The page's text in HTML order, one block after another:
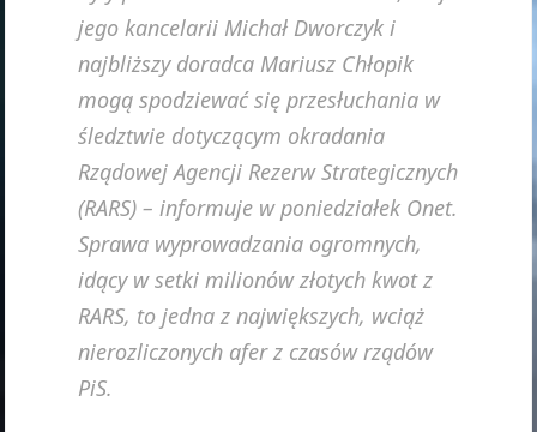
jego kancelarii Michał Dworczyk i
najbliższy doradca Mariusz Chłopik
mogą spodziewać się przesłuchania w
śledztwie dotyczącym okradania
Rządowej Agencji Rezerw Strategicznych
(RARS) – informuje w poniedziałek Onet.
Sprawa wyprowadzania ogromnych,
idący w setki milionów złotych kwot z
RARS, to jedna z największych, wciąż
nierozliczonych afer z czasów rządów
PiS.